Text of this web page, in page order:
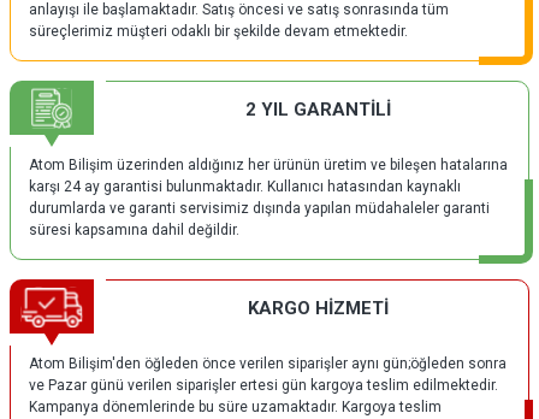
anlayışı ile başlamaktadır. Satış öncesi ve satış sonrasında tüm
süreçlerimiz müşteri odaklı bir şekilde devam etmektedir.
2 YIL GARANTİLİ
Atom Bilişim üzerinden aldığınız her ürünün üretim ve bileşen hatalarına
karşı 24 ay garantisi bulunmaktadır. Kullanıcı hatasından kaynaklı
durumlarda ve garanti servisimiz dışında yapılan müdahaleler garanti
süresi kapsamına dahil değildir.
KARGO HİZMETİ
Atom Bilişim'den öğleden önce verilen siparişler aynı gün;öğleden sonra
ve Pazar günü verilen siparişler ertesi gün kargoya teslim edilmektedir.
Kampanya dönemlerinde bu süre uzamaktadır. Kargoya teslim